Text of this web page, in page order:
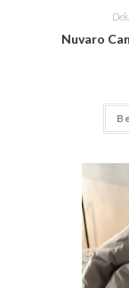
Nuvaro